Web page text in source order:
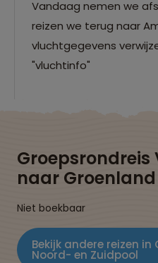
snel bij. Soms worden
paddleboarding
aangeboden, óók
komt, wie het eerst
Vandaag nemen we
reizen we terug naar
vluchtgegevens
"vluchtinfo"
Groepsrondreis
naar
Niet boekbaar
Bekijk andere reizen
Noord- en Zuidpool